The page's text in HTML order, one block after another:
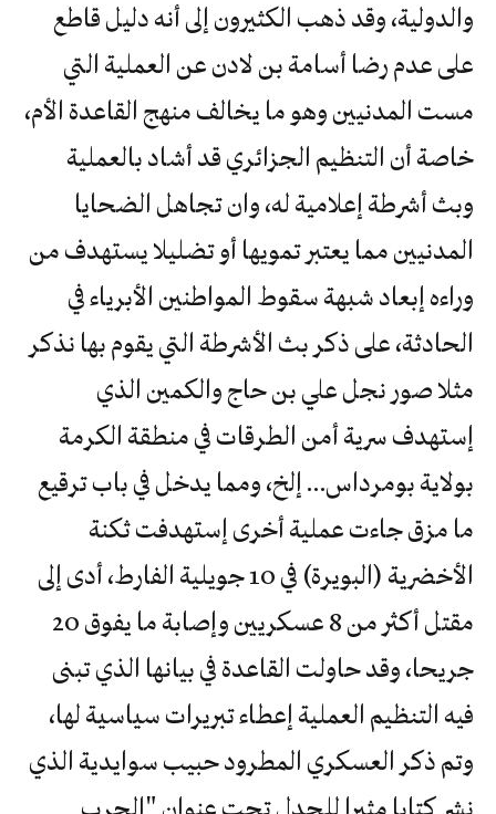
والدولية، وقد ذهب الكثيرون إلى أنه دليل قاطع
على عدم رضا أسامة بن لادن عن العملية التي
مست المدنيين وهو ما يخالف منهج القاعدة الأم،
خاصة أن التنظيم الجزائري قد أشاد بالعملية
وبث أشرطة إعلامية له، وان تجاهل الضحايا
المدنيين مما يعتبر تمويها أو تضليلا يستهدف من
وراءه إبعاد شبهة سقوط المواطنين الأبرياء في
الحادثة، على ذكر بث الأشرطة التي يقوم بها نذكر
مثلا صور نجل علي بن حاج والكمين الذي
إستهدف سرية أمن الطرقات في منطقة الكرمة
بولاية بومرداس… إلخ، ومما يدخل في باب ترقيع
ما مزق جاءت عملية أخرى إستهدفت ثكنة
الأخضرية (البويرة) في 10 جويلية الفارط، أدى إلى
مقتل أكثر من 8 عسكريين وإصابة ما يفوق 20
جريحا، وقد حاولت القاعدة في بيانها الذي تبنى
فيه التنظيم العملية إعطاء تبريرات سياسية لها،
وتم ذكر العسكري المطرود حبيب سوايدية الذي
نشر كتابا مثيرا للجدل تحت عنوان "الحرب